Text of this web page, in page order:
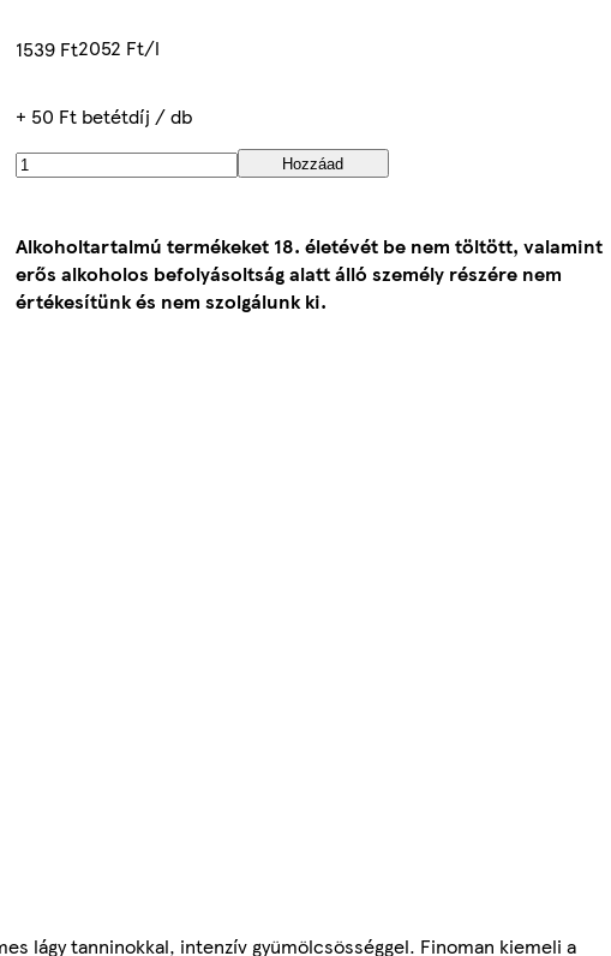
1539 Ft2052 Ft/l
+ 50 Ft betétdíj / db
Hozzáad
Alkoholtartalmú termékeket 18. életévét be nem töltött, valamint
erős alkoholos befolyásoltság alatt álló személy részére nem
értékesítünk és nem szolgálunk ki.
lágy tanninokkal, intenzív gyümölcsösséggel. Finoman kiemeli a